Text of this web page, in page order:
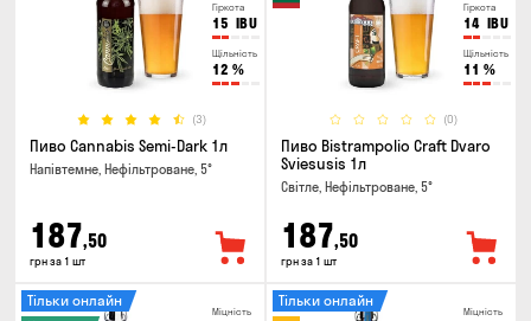
Гіркота
15 IBU
Щільність
12 %
(3)
Пиво Cannabis Semi-Dark 1л
Напівтемне, Нефільтроване, 5°
187,50
грн за 1 шт
Гіркота
14 IBU
Щільність
11 %
(0)
Пиво Bistrampolio Craft Dvaro
Sviesusis 1л
Світле, Нефільтроване, 5°
187,50
грн за 1 шт
Міцність
Тільки онлайн
Міцність
Тільки онлайн